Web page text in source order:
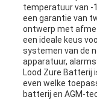
temperatuur van -
een garantie van
ontwerp met
een ideale keus
systemen van de
apparatuur,
Lood Zure Batterij
even welke
batterij en AGM-